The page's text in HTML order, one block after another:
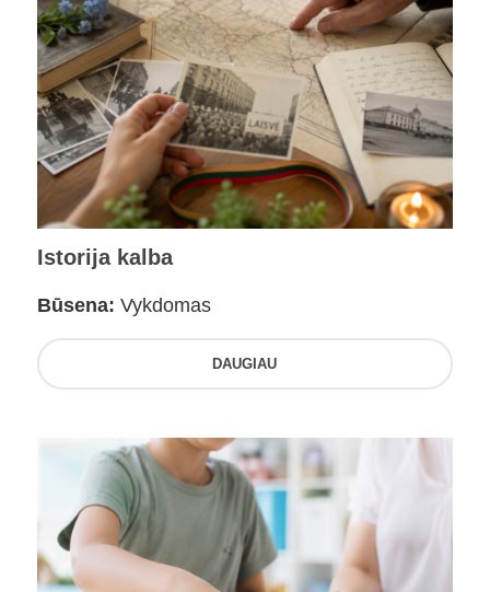
Istorija kalba
Būsena: Vykdomas
DAUGIAU